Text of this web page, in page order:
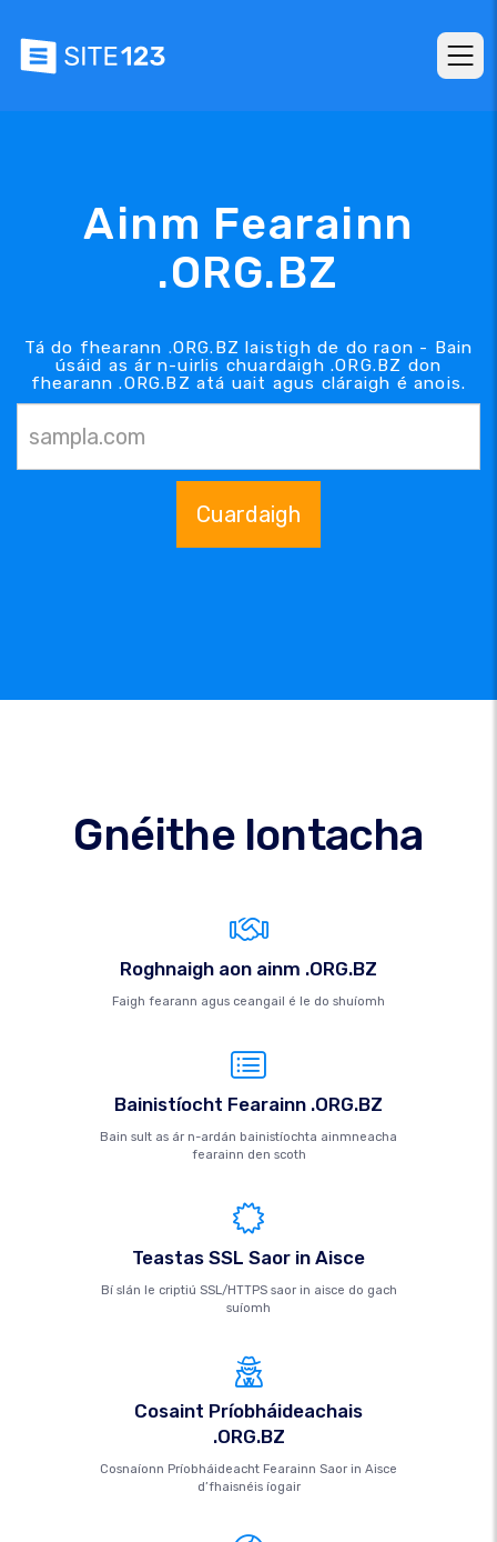
Ainm Fearainn
.ORG.BZ
Tá do fhearann .ORG.BZ laistigh de do raon - Bain
úsáid as ár n-uirlis chuardaigh .ORG.BZ don
fhearann .ORG.BZ atá uait agus cláraigh é anois.
Cuardaigh
Gnéithe Iontacha
Roghnaigh aon ainm .ORG.BZ
Faigh fearann ​​agus ceangail é le do shuíomh
Bainistíocht Fearainn .ORG.BZ
Bain sult as ár n-ardán bainistíochta ainmneacha
fearainn den scoth
Teastas SSL Saor in Aisce
Bí slán le criptiú SSL/HTTPS saor in aisce do gach
suíomh
Cosaint Príobháideachais
.ORG.BZ
Cosnaíonn Príobháideacht Fearainn Saor in Aisce
d’fhaisnéis íogair